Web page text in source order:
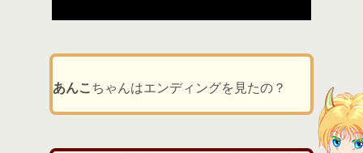
あんこ ちゃんはエンディングを見たの？